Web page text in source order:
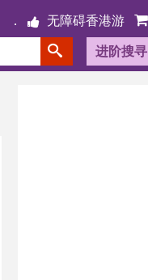
无障碍香港游
进阶搜寻